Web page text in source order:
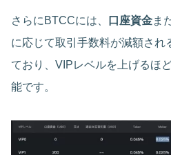
さらにBTCCには、 口座資金ま
に応じて取引手数料が減額され
ており、VIPレベルを上げるほ
能です。